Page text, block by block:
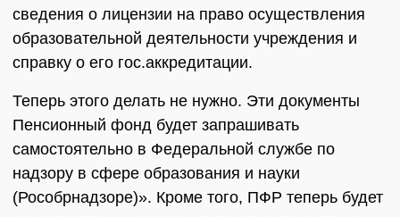
сведения о лицензии на право осуществления
образовательной деятельности учреждения и
справку о его гос.аккредитации.
Теперь этого делать не нужно. Эти документы
Пенсионный фонд будет запрашивать
самостоятельно в Федеральной службе по
надзору в сфере образования и науки
(Рособрнадзоре)». Кроме того, ПФР теперь будет